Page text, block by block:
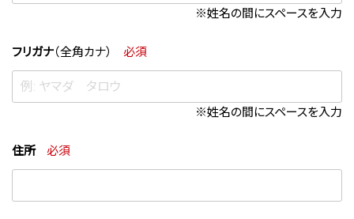
※姓名の間にスペースを入力
フリガナ（全角カナ） 必須
※姓名の間にスペースを入力
住所 必須